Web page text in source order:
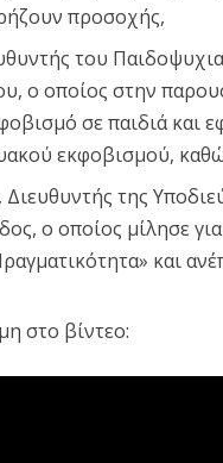
προσοχής,
του
ο οποίος στην
σε παιδιά
εκφοβισμού,
, Διευθυντής της
ο οποίος μίλησε
και
στο βίντεο: